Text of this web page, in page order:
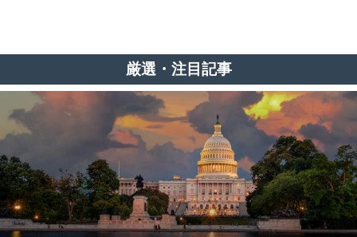
厳選・注目記事